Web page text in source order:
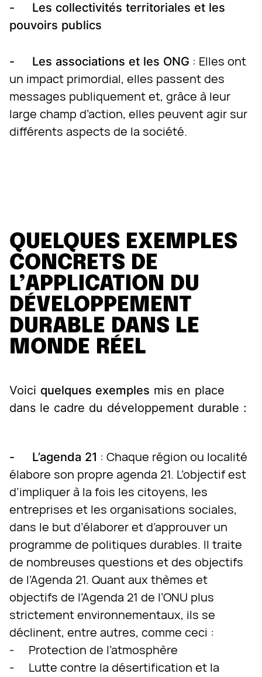
- Les collectivités territoriales et les
pouvoirs publics
- Les associations et les ONG : Elles ont
un impact primordial, elles passent des
messages publiquement et, grâce à leur
large champ d’action, elles peuvent agir sur
différents aspects de la société.
QUELQUES EXEMPLES
CONCRETS DE
L’APPLICATION DU
DÉVELOPPEMENT
DURABLE DANS LE
MONDE RÉEL
Voici quelques exemples mis en place
dans le cadre du développement durable :
- L’agenda 21 : Chaque région ou localité
élabore son propre agenda 21. L’objectif est
d’impliquer à la fois les citoyens, les
entreprises et les organisations sociales,
dans le but d’élaborer et d’approuver un
programme de politiques durables. Il traite
de nombreuses questions et des objectifs
de l’Agenda 21. Quant aux thèmes et
objectifs de l’Agenda 21 de l’ONU plus
strictement environnementaux, ils se
déclinent, entre autres, comme ceci :
- Protection de l’atmosphère
- Lutte contre la désertification et la